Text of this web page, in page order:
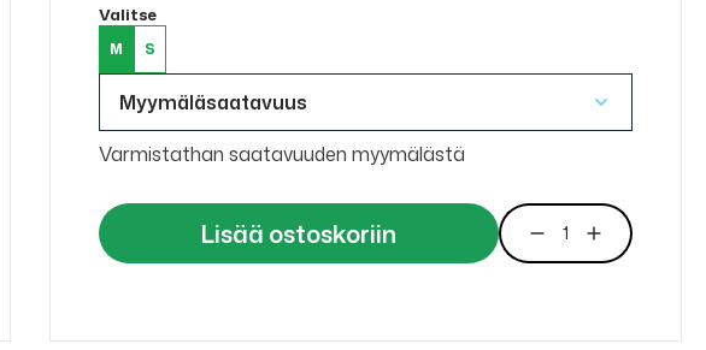
Valitse
M S
Myymäläsaatavuus
Varmistathan saatavuuden myymälästä
Lisää ostoskoriin